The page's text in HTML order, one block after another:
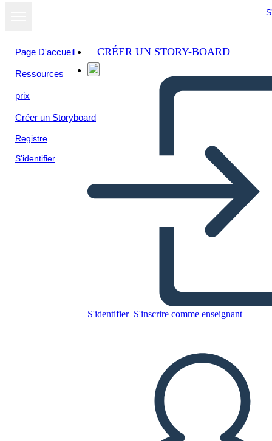
Page D'accueil
Ressources
prix
Créer un Storyboard
Registre
S'identifier
CRÉER UN STORY-BOARD
S'identifier S'inscrire comme enseignant
LIRE LE DIAPORAMA
LIS-MOI